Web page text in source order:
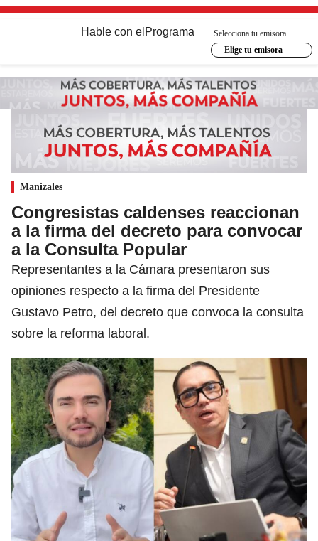
Hable con el Programa
Selecciona tu emisora
Elige tu emisora
Manizales
Congresistas caldenses reaccionan
a la firma del decreto para convocar
a la Consulta Popular
Representantes a la Cámara presentaron sus
opiniones respecto a la firma del Presidente
Gustavo Petro, del decreto que convoca la consulta
sobre la reforma laboral.